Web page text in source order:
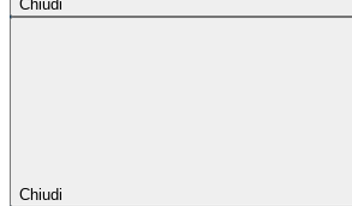
Chiudi
Chiudi